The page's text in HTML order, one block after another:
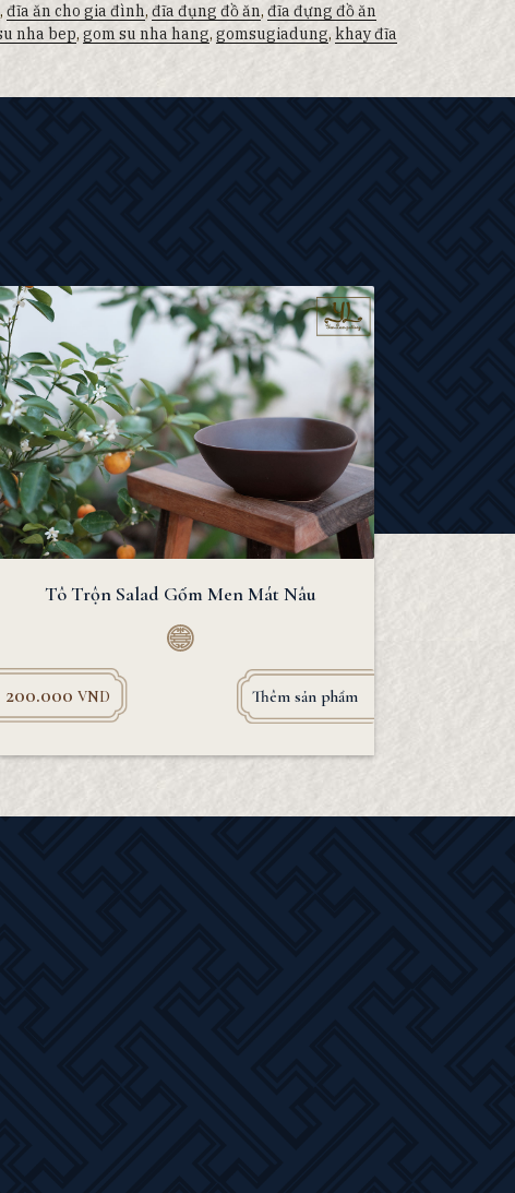
, đĩa ăn cho gia đình, đĩa đụng đồ ăn, đĩa đựng đồ ăn
nha bep, gom su nha hang, gomsugiadung, khay đĩa
Tô Trộn Salad Gốm Men Mát Nâu
200.000VND Thêm sản phẩm